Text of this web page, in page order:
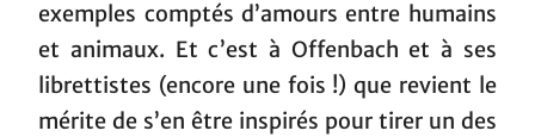
exemples comptés d’amours entre humains
et animaux. Et c’est à Offenbach et à ses
librettistes (encore une fois !) que revient le
mérite de s’en être inspirés pour tirer un des